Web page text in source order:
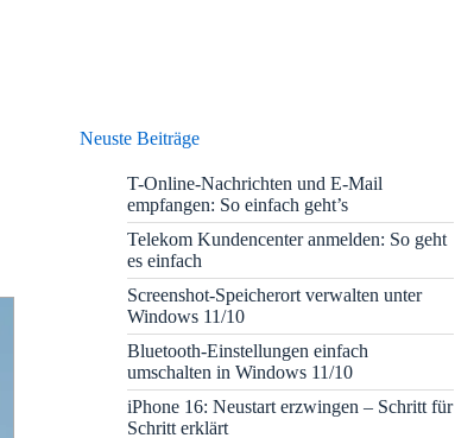
Neuste Beiträge
T-Online-Nachrichten und E-Mail
empfangen: So einfach geht’s
Telekom Kundencenter anmelden: So geht
es einfach
Screenshot-Speicherort verwalten unter
Windows 11/10
Bluetooth-Einstellungen einfach
umschalten in Windows 11/10
iPhone 16: Neustart erzwingen – Schritt für
Schritt erklärt